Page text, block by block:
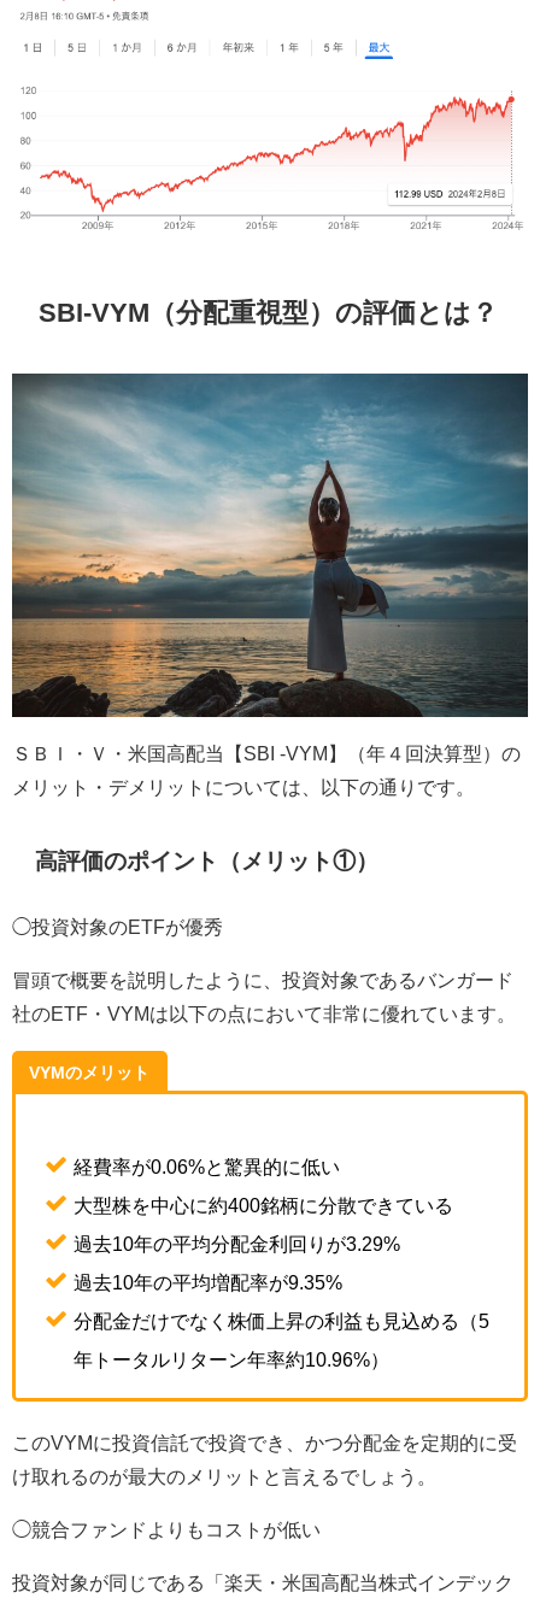
SBI-VYM（分配重視型）の評価とは？
ＳＢＩ・Ｖ・米国高配当【SBI -VYM】（年４回決算型）の
メリット・デメリットについては、以下の通りです。
高評価のポイント（メリット①）
◯投資対象のETFが優秀
冒頭で概要を説明したように、投資対象であるバンガード
社のETF・VYMは以下の点において非常に優れています。
VYMのメリット
経費率が0.06%と驚異的に低い
大型株を中心に約400銘柄に分散できている
過去10年の平均分配金利回りが3.29%
過去10年の平均増配率が9.35%
分配金だけでなく株価上昇の利益も見込める（5
年トータルリターン年率約10.96%）
このVYMに投資信託で投資でき、かつ分配金を定期的に受
け取れるのが最大のメリットと言えるでしょう。
◯競合ファンドよりもコストが低い
投資対象が同じである「 楽天・米国高配当株式インデック